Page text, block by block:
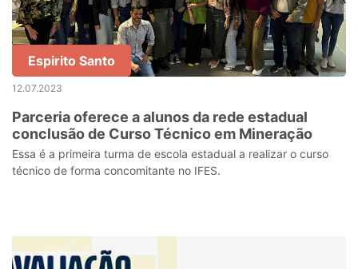
Espirito Santo
12.07.2023
Parceria oferece a alunos da rede estadual
conclusão de Curso Técnico em Mineração
Essa é a primeira turma de escola estadual a realizar o curso
técnico de forma concomitante no IFES.